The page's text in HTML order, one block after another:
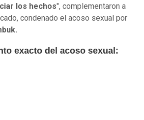
los hechos", complementaron a
condenado el acoso sexual por
exacto del acoso sexual: